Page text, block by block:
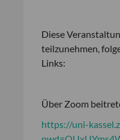
Diese
teilzunehmen,
Links:
Über Zoom
https://uni-